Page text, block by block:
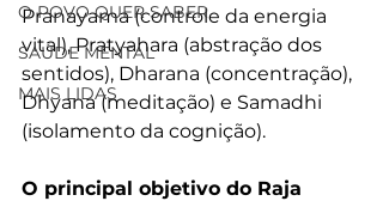
O POVO QUER SABER
SAÚDE MENTAL
MAIS LIDAS
Pranayama (controle da energia
vital), Pratyahara (abstração dos
sentidos), Dharana (concentração),
Dhyana (meditação) e Samadhi
(isolamento da cognição).
O principal objetivo do Raja